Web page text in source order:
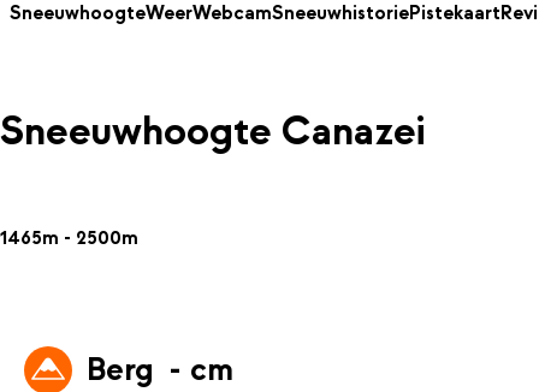
SneeuwhoogteWeerWebcamSneeuwhistoriePistekaart
Sneeuwhoogte Canazei
1465m - 2500m
Berg - cm